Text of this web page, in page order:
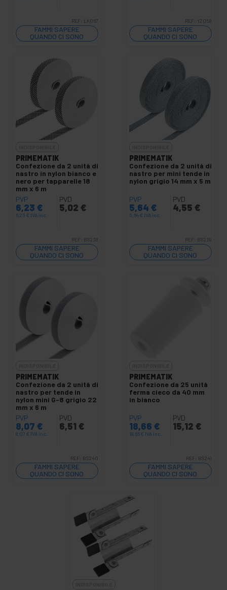
REF: LK067
FAMMI SAPERE
QUANDO CI SONO
SCORTE
REF: YZ058
FAMMI SAPERE
QUANDO CI SONO
SCORTE
PRIMEMATIK
Confezione da 2 unità di
nastro in nylon bianco e
nero per tapparelle 18
mm x 6 m
PVP
6,23 €
6,23 € IVA inc.
PVD
5,02 €
REF: BS238
FAMMI SAPERE
QUANDO CI SONO
SCORTE
PRIMEMATIK
Confezione da 2 unità di
nastro per mini tende in
nylon grigio 14 mm x 5 m
PVP
5,64 €
5,64 € IVA inc.
PVD
4,55 €
REF: BS239
FAMMI SAPERE
QUANDO CI SONO
SCORTE
PRIMEMATIK
Confezione da 2 unità di
nastro per tende in
nylon mini G-8 grigio 22
mm x 6 m
PVP
8,07 €
8,07 € IVA inc.
PVD
6,51 €
REF: BS240
FAMMI SAPERE
QUANDO CI SONO
SCORTE
PRIMEMATIK
Confezione da 25 unità
ferma cieco da 40 mm
in bianco
PVP
18,66 €
18,66 € IVA inc.
PVD
15,12 €
REF: BS241
FAMMI SAPERE
QUANDO CI SONO
SCORTE